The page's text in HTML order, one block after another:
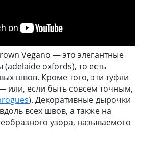
Vegano — это элегантные
oxfords), то есть
швов. Кроме того, эти туфли
или, если быть совсем точным,
). Декоративные дырочки
всех швов, а также на
узора, называемого